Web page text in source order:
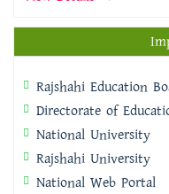
Rajshahi Education
Directorate of
National University
Rajshahi University
National Web Portal